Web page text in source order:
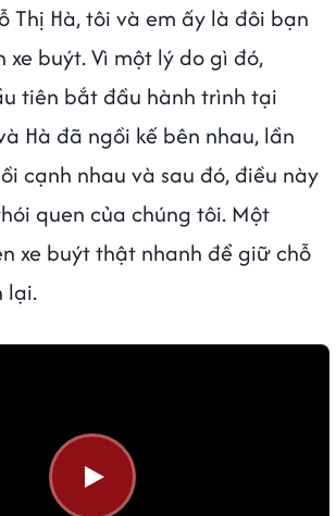
Thị Hà, tôi và em ấy là đôi bạn
xe buýt. Vì một lý do gì đó,
tiên bắt đầu hành trình tại
Hà đã ngồi kế bên nhau, lần
cạnh nhau và sau đó, điều này
quen của chúng tôi. Một
xe buýt thật nhanh để giữ chỗ
lại.